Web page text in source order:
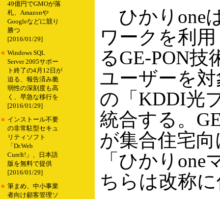
49億円でGMOが落
札、Amazonや
Googleなどに競り
勝つ
[2016/01/29]
■ Windows SQL
Server 2005サポー
ト終了の4月12日が
迫る、報告済み脆
弱性の深刻度も高
く、早急な移行を
[2016/01/29]
■ インストール不要
の非常駐型セキュ
リティソフト
「Dr.Web
CureIt!」、日本語
版を無料で提供
[2016/01/29]
■ 筆まめ、中小事業
者向け顧客管理ソ
ひかりone
ワークを利
るGE-PON
ユーザーを
の「KDDI光
統合する。
が集合住宅
「ひかり
ちらは改称